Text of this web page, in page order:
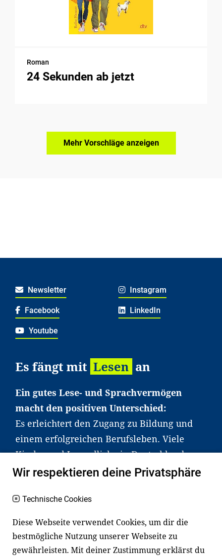
Roman
24 Sekunden ab jetzt
Mehr Vorschläge anzeigen
Newsletter Instagram
Facebook LinkedIn
Youtube
Es fängt mit Lesen an
Ein gutes Lese- und Sprachvermögen
macht den positiven Unterschied:
Es erleichtert den Zugang zu Bildung und
einem erfolgreichen Berufsleben. Viele
Kinder und Jugendliche in Deutschland
haben aber große Schwierigkeiten dabei.
an Familien sowie an Erzieher*innen,
Lehrer*innen und andere
Fachexpert*innen. Dafür arbeiten wir eng
mit Ministerien, wissenschaftlichen
Wir respektieren deine Privatsphäre
Technische Cookies
Diese Webseite verwendet Cookies, um dir die
bestmögliche Nutzung unserer Webseite zu
gewährleisten. Mit deiner Zustimmung erklärst du